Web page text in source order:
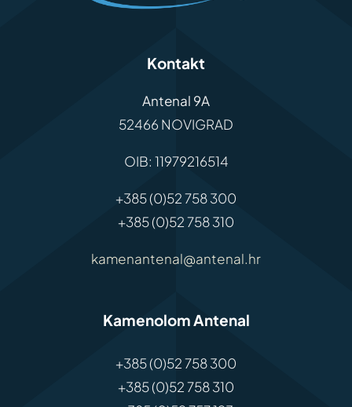
Kontakt
Antenal 9A
52466 NOVIGRAD
OIB: 11979216514
+385 (0)52 758 300
+385 (0)52 758 310
kamenantenal@antenal.hr
Kamenolom Antenal
+385 (0)52 758 300
+385 (0)52 758 310